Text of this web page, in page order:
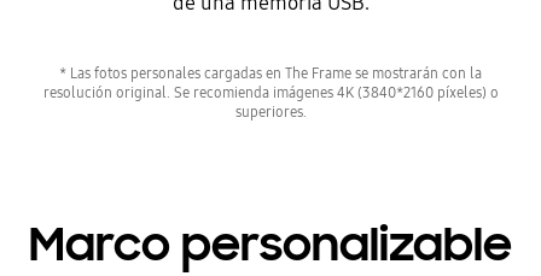
* Las fotos personales cargadas en The Frame se mostrarán con la
resolución original. Se recomienda imágenes 4K (3840*2160 píxeles) o
superiores.
Marco personalizable